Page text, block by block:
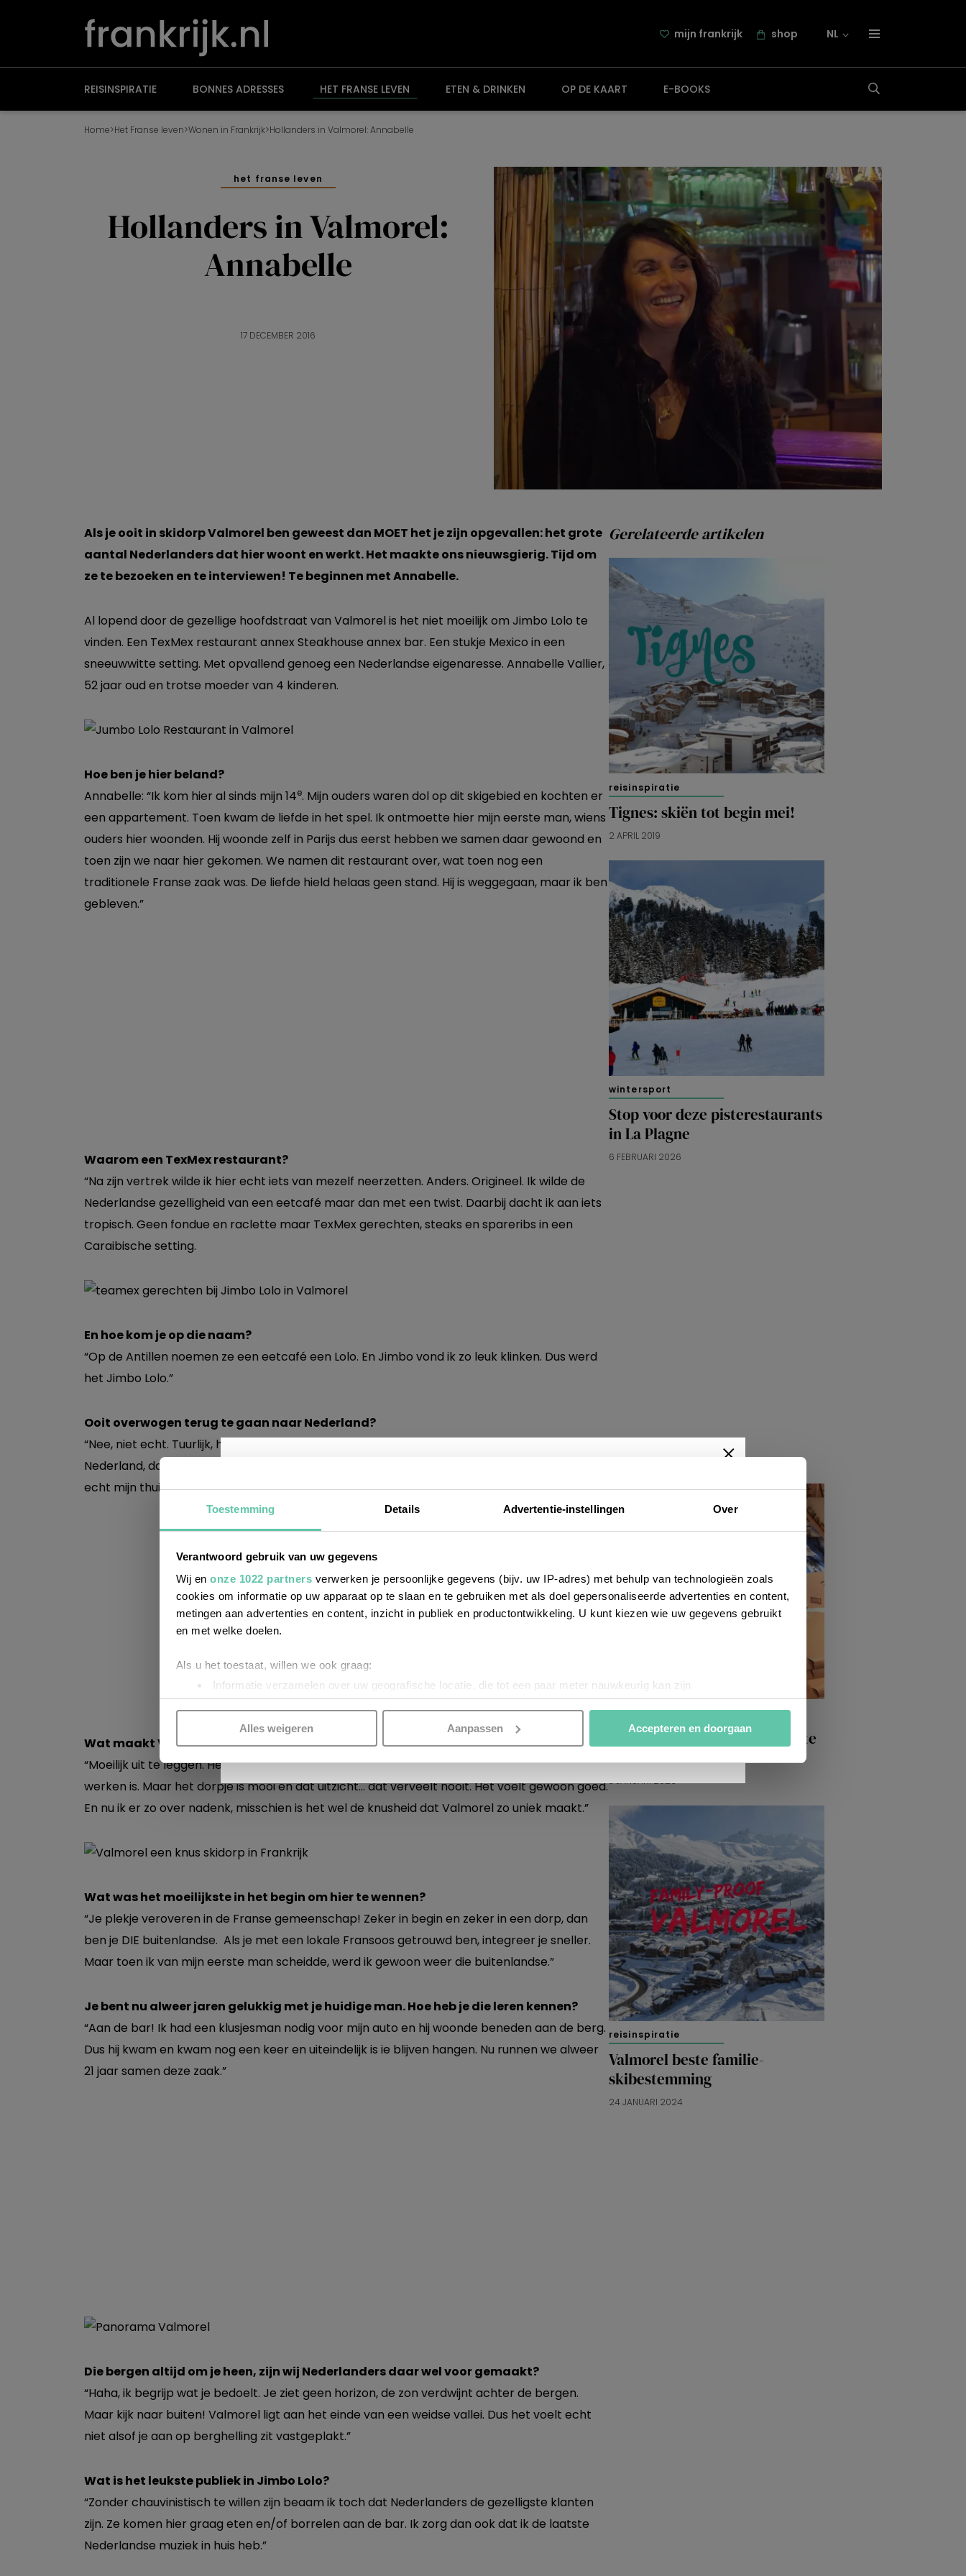
Toestemming Details Advertentie-instellingen Over
Verantwoord gebruik van uw gegevens
Wij en onze 1022 partners verwerken je persoonlijke gegevens (bijv. uw IP-adres) met behulp van technologieën zoals
cookies om informatie op uw apparaat op te slaan en te gebruiken met als doel gepersonaliseerde advertenties en content,
metingen aan advertenties en content, inzicht in publiek en productontwikkeling. U kunt kiezen wie uw gegevens gebruikt
en met welke doelen.
Als u het toestaat, willen we ook graag:
Informatie verzamelen over uw geografische locatie, die tot een paar meter nauwkeurig kan zijn
Uw apparaat identificeren door het actief te scannen op specifieke eigenschappen (fingerprinting)
Lees meer over hoe uw persoonlijke gegevens worden verwerkt en stel uw voorkeuren in het
detailgedeelte
Kijk vooral rond en laat je inspireren. Voordat je dat doet, informeren we je over het gebruik van
functionele cookies
om je een optimale gebruikerservaring te bieden. Ook plaatsen wij cookies van derde partijen om
gepersonaliseerde advertenties te tonen en/of de inhoud van de advertenties op je voorkeuren af te stemmen. Je kunt je
voorkeuren beheren via ‘Zelf instellen’. Klik je op ‘Accepteren en doorgaan’ dan ga je akkoord met het gebruik van alle
cookies zoals omschreven in onze
Alles weigeren Aanpassen Accepteren en doorgaan
mijn frankrijk shop NL
over frankrijk.nl
REISINSPIRATIE BONNES ADRESSES HET FRANSE LEVEN ETEN & DRINKEN OP DE KAART E-BOOKS
Home>Het Franse leven>Wonen in Frankrijk>Hollanders in Valmorel: Annabelle
het franse leven
Hollanders in Valmorel:
Annabelle
17 DECEMBER 2016
Als je ooit in skidorp Valmorel ben geweest dan MOET het je zijn opgevallen: het grote
aantal Nederlanders dat hier woont en werkt. Het maakte ons nieuwsgierig. Tijd om
ze te bezoeken en te interviewen! Te beginnen met Annabelle.
Al lopend door de gezellige hoofdstraat van Valmorel is het niet moeilijk om Jimbo Lolo te
vinden. Een TexMex restaurant annex Steakhouse annex bar. Een stukje Mexico in een
sneeuwwitte setting. Met opvallend genoeg een Nederlandse eigenaresse. Annabelle Vallier,
52 jaar oud en trotse moeder van 4 kinderen.
Hoe ben je hier beland?
Annabelle: “Ik kom hier al sinds mijn 14e. Mijn ouders waren dol op dit skigebied en kochten er
een appartement. Toen kwam de liefde in het spel. Ik ontmoette hier mijn eerste man, wiens
ouders hier woonden. Hij woonde zelf in Parijs dus eerst hebben we samen daar gewoond en
toen zijn we naar hier gekomen. We namen dit restaurant over, wat toen nog een
traditionele Franse zaak was. De liefde hield helaas geen stand. Hij is weggegaan, maar ik ben
gebleven.”
Waarom een TexMex restaurant?
“Na zijn vertrek wilde ik hier echt iets van mezelf neerzetten. Anders. Origineel. Ik wilde de
Nederlandse gezelligheid van een eetcafé maar dan met een twist. Daarbij dacht ik aan iets
tropisch. Geen fondue en raclette maar TexMex gerechten, steaks en spareribs in een
Caraibische setting.
En hoe kom je op die naam?
“Op de Antillen noemen ze een eetcafé een Lolo. En Jimbo vond ik zo leuk klinken. Dus werd
het Jimbo Lolo.”
Ooit overwogen terug te gaan naar Nederland?
“Nee, niet echt. Tuurlijk, heb best wel moeilijke momenten gehad. En als ik terug was in
Nederland, dan voelde ik de warmte van de familie. Maar mijn hart ligt hier. Valmorel is toch
echt mijn thuis.”
Wat maakt Valmorel dan zo bijzonder?
“Moeilijk uit te leggen. Het is lieflijk en rustgevend, ondanks dat het hier in het seizoen keihard
werken is. Maar het dorpje is mooi en dat uitzicht… dat verveelt nooit. Het voelt gewoon goed.
En nu ik er zo over nadenk, misschien is het wel de knusheid dat Valmorel zo uniek maakt.”
Wat was het moeilijkste in het begin om hier te wennen?
“Je plekje veroveren in de Franse gemeenschap! Zeker in begin en zeker in een dorp, dan
ben je DIE buitenlandse. Als je met een lokale Fransoos getrouwd ben, integreer je sneller.
Maar toen ik van mijn eerste man scheidde, werd ik gewoon weer die buitenlandse.”
Je bent nu alweer jaren gelukkig met je huidige man. Hoe heb je die leren kennen?
“Aan de bar! Ik had een klusjesman nodig voor mijn auto en hij woonde beneden aan de berg.
Dus hij kwam en kwam nog een keer en uiteindelijk is ie blijven hangen. Nu runnen we alweer
21 jaar samen deze zaak.”
Die bergen altijd om je heen, zijn wij Nederlanders daar wel voor gemaakt?
“Haha, ik begrijp wat je bedoelt. Je ziet geen horizon, de zon verdwijnt achter de bergen.
Maar kijk naar buiten! Valmorel ligt aan het einde van een weidse vallei. Dus het voelt echt
niet alsof je aan op berghelling zit vastgeplakt.”
Wat is het leukste publiek in Jimbo Lolo?
“Zonder chauvinistisch te willen zijn beaam ik toch dat Nederlanders de gezelligste klanten
zijn. Ze komen hier graag eten en/of borrelen aan de bar. Ik zorg dan ook dat ik de laatste
Nederlandse muziek in huis heb.”
Gerelateerde artikelen
reisinspiratie
Tignes: skiën tot begin mei!
2 APRIL 2019
wintersport
Stop voor deze pisterestaurants
in La Plagne
6 FEBRUARI 2026
reisinspiratie
Valloire, een skidorp om van te
smullen!
3 JANUARI 2026
reisinspiratie
Valmorel beste familie-
skibestemming
24 JANUARI 2024
Nieuwsbrief
leuke adressen en inspirerende tips voor Frankrijk? Meld je dan
aan voor onze 2-wekelijkse nieuwsbrief. Zo gedaan!
INSCHRIJVEN